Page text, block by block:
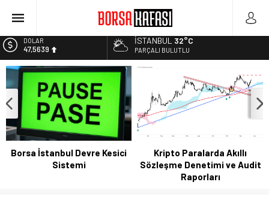
Borsa Bugün Ne Olur? 04/08/2023
Kayseri Şeker Fabrika İnşaatının Temelini Atıyor
Haftanın En Çok Kazandıran Yatırım Aracı
Bitcoin Halving Sonrası Kripto Para Piyasası
2027 Borsa Yatırımları: Akıllı Portföy Stratejileri
EURO
54,9859
ALTIN
13.703,13
DOLAR
47,5639
İSTANBUL 32°C
PARÇALI BULUTLU
Borsa İstanbul Devre Kesici
Sistemi
Kripto Paralarda Akıllı
Sözleşme Denetimi ve Audit
Raporları